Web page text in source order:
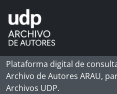
Skip to main content
Plataforma digital de
Archivo de Autores ARAU,
Archivos UDP.